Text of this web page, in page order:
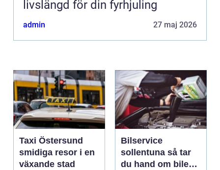
livslängd för din fyrhjuling
admin 27 maj 2026
Taxi Östersund
smidiga resor i en
växande stad
Bilservice
sollentuna så tar
du hand om bilen